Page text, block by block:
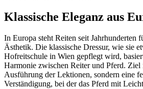
Klassische Eleganz aus
In Europa steht Reiten seit Jahrhunderten
Ästhetik. Die klassische Dressur, wie sie
Hofreitschule in Wien gepflegt wird,
Harmonie zwischen Reiter und Pferd.
Ausführung der Lektionen, sondern eine
Verständigung, bei der das Pferd mit